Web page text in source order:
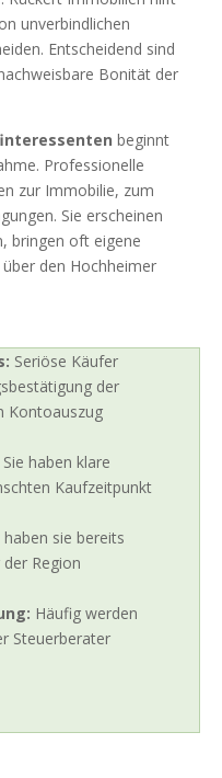
unverbindlichen
Entscheidend sind
Bonität der
beginnt
Professionelle
zur Immobilie, zum
Sie erscheinen
bringen oft eigene
den Hochheimer
Seriöse Käufer
der
Kontoauszug
Sie haben klare
Kaufzeitpunkt
sie bereits
Region
Häufig werden
Steuerberater